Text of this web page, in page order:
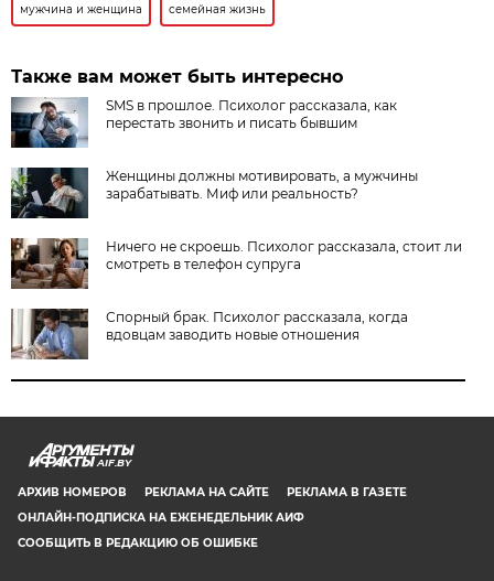
мужчина и женщина семейная жизнь
Также вам может быть интересно
SMS в прошлое. Психолог рассказала, как
перестать звонить и писать бывшим
Женщины должны мотивировать, а мужчины
зарабатывать. Миф или реальность?
Ничего не скроешь. Психолог рассказала, стоит ли
смотреть в телефон супруга
Спорный брак. Психолог рассказала, когда
вдовцам заводить новые отношения
AIF.BY
АРХИВ НОМЕРОВ РЕКЛАМА НА САЙТЕ
РЕКЛАМА В ГАЗЕТЕ
ОНЛАЙН-ПОДПИСКА НА ЕЖЕНЕДЕЛЬНИК АИФ
СООБЩИТЬ В РЕДАКЦИЮ ОБ ОШИБКЕ